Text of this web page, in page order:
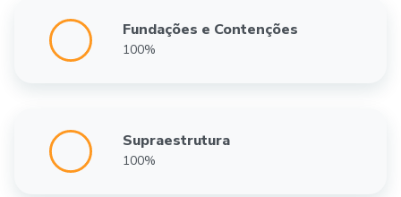
Fundações e Contenções
100%
Supraestrutura
100%